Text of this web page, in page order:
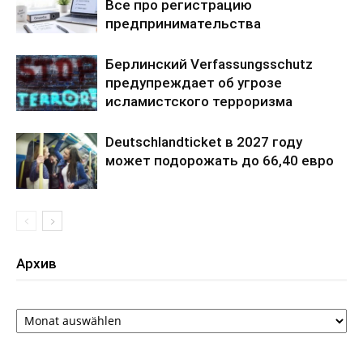
Все про регистрацию
предпринимательства
Берлинский Verfassungsschutz
предупреждает об угрозе
исламистского терроризма
Deutschlandticket в 2027 году
может подорожать до 66,40 евро
Архив
Архив